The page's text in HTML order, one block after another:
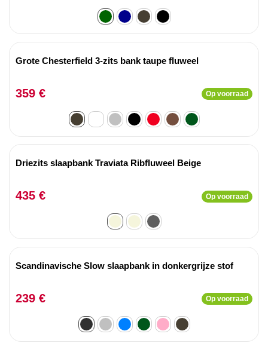
Grote Chesterfield 3-zits bank taupe fluweel
359 € Op voorraad
Driezits slaapbank Traviata Ribfluweel Beige
435 € Op voorraad
Scandinavische Slow slaapbank in donkergrijze stof
239 € Op voorraad